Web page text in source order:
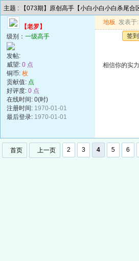
主题 : 【073期】原创高手【小白小白小白杀尾合
【老罗】
级别： 一级高手
发帖:
威望: 0 点
铜币: 枚
贡献值: 点
好评度: 0 点
在线时间: 0(时)
注册时间: 1970-01-01
最后登录: 1970-01-01
地板 发表于
签
相信你的实
首页 上一页 2 3 4 5 6